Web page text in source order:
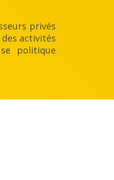
privés
activités
politique